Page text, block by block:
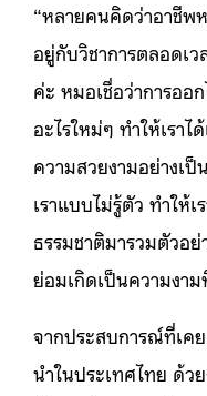
“หลายคนคิดว่าอาชีพ
อยู่กับวิชาการตลอดเ
ค่ะ หมอเชื่อว่าการออ
อะไรใหม่ๆ ทำให้เรา
ความสวยงามอย่างเ
เราแบบไม่รู้ตัว ทำให้
ธรรมชาติมารวมตัวอ
ย่อมเกิดเป็นความงาม
จากประสบการณ์ที่เค
นำในประเทศไทย ด้ว